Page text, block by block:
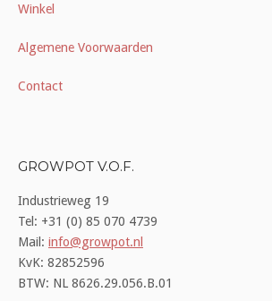
Winkel
Algemene Voorwaarden
Contact
GROWPOT V.O.F.
Industrieweg 19
Tel: +31 (0) 85 070 4739
Mail: info@growpot.nl
KvK: 82852596
BTW: NL 8626.29.056.B.01